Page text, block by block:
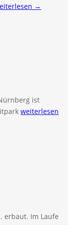
→
ist
weiterlesen
erbaut. Im Laufe